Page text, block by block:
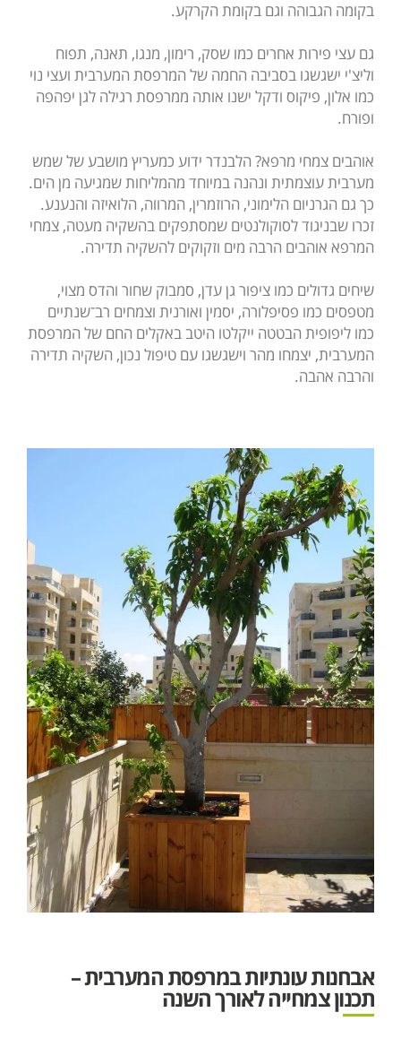
בקומה הגבוהה וגם בקומת הקרקע.
גם עצי פירות אחרים כמו שסק, רימון, מנגו, תאנה, תפוח
וליצ'י ישגשגו בסביבה החמה של המרפסת המערבית ועצי נוי
כמו אלון, פיקוס ודקל ישנו אותה ממרפסת רגילה לגן יפהפה
ופורח.
אוהבים צמחי מרפא? הלבנדר ידוע כמעריץ מושבע של שמש
מערבית עוצמתית ונהנה במיוחד מהמליחות שמגיעה מן הים.
כך גם הגרניום הלימוני, הרוזמרין, המרווה, הלואיזה והנענע.
זכרו שבניגוד לסוקולנטים שמסתפקים בהשקיה מעטה, צמחי
המרפא אוהבים הרבה מים וזקוקים להשקיה תדירה.
שיחים גדולים כמו ציפור גן עדן, סמבוק שחור והדס מצוי,
מטפסים כמו פסיפלורה, יסמין ואורנית וצמחים רב־שנתיים
כמו ליפופית הבטטה ייקלטו היטב באקלים החם של המרפסת
המערבית, יצמחו מהר וישגשגו עם טיפול נכון, השקיה תדירה
והרבה אהבה.
אבחנות עונתיות במרפסת המערבית –
תכנון צמחייה לאורך השנה